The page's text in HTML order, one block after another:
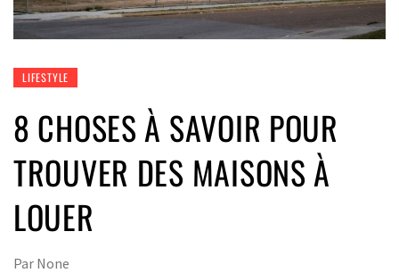
LIFESTYLE
8 CHOSES À SAVOIR POUR
TROUVER DES MAISONS À
LOUER
Par None